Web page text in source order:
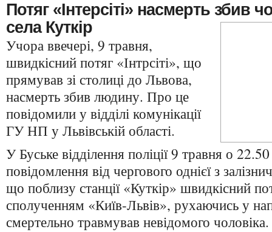
Потяг «Інтерсіті» насмерть збив
села Куткір
Учора ввечері, 9 травня,
швидкісний потяг «Інтрсіті», що
прямував зі столиці до Львова,
насмерть збив людину. Про це
повідомили у відділі комунікації
ГУ НП у Львівській області.
У Буське відділення поліції 9 травня о
повідомлення від чергового однієї з
що поблизу станції «Куткір» швидкісний
сполученням «Київ-Львів», рухаючись у
смертельно травмував невідомого чоловіка.